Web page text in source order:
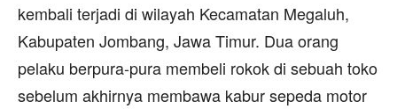
kembali terjadi di wilayah Kecamatan Megaluh,
Kabupaten Jombang, Jawa Timur. Dua orang
pelaku berpura-pura membeli rokok di sebuah toko
sebelum akhirnya membawa kabur sepeda motor